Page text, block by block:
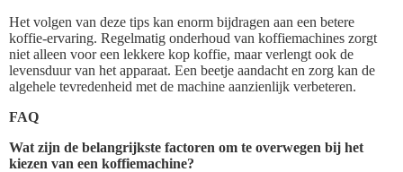
Het volgen van deze tips kan enorm bijdragen aan een betere
koffie-ervaring. Regelmatig onderhoud van koffiemachines zorgt
niet alleen voor een lekkere kop koffie, maar verlengt ook de
levensduur van het apparaat. Een beetje aandacht en zorg kan de
algehele tevredenheid met de machine aanzienlijk verbeteren.
FAQ
Wat zijn de belangrijkste factoren om te overwegen bij het
kiezen van een koffiemachine?